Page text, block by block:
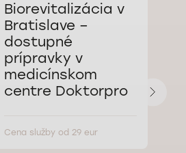
Biorevitalizácia v
Bratislave –
dostupné
prípravky v
medicínskom
centre Doktorpro
Cena služby od 29 eur